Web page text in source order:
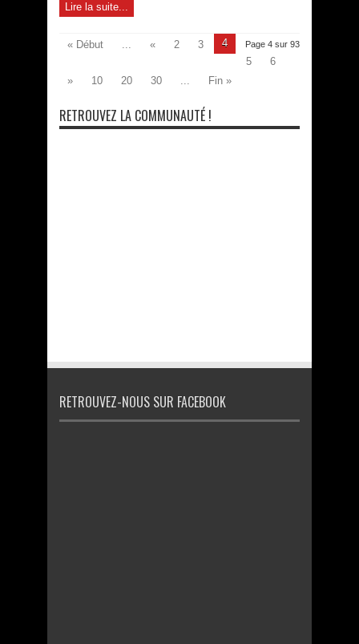
Lire la suite...
Page 4 sur 93
« Début ... « 2 3
4
5
6
»
10 20 30 ... Fin »
RETROUVEZ LA COMMUNAUTÉ !
RETROUVEZ-NOUS SUR FACEBOOK